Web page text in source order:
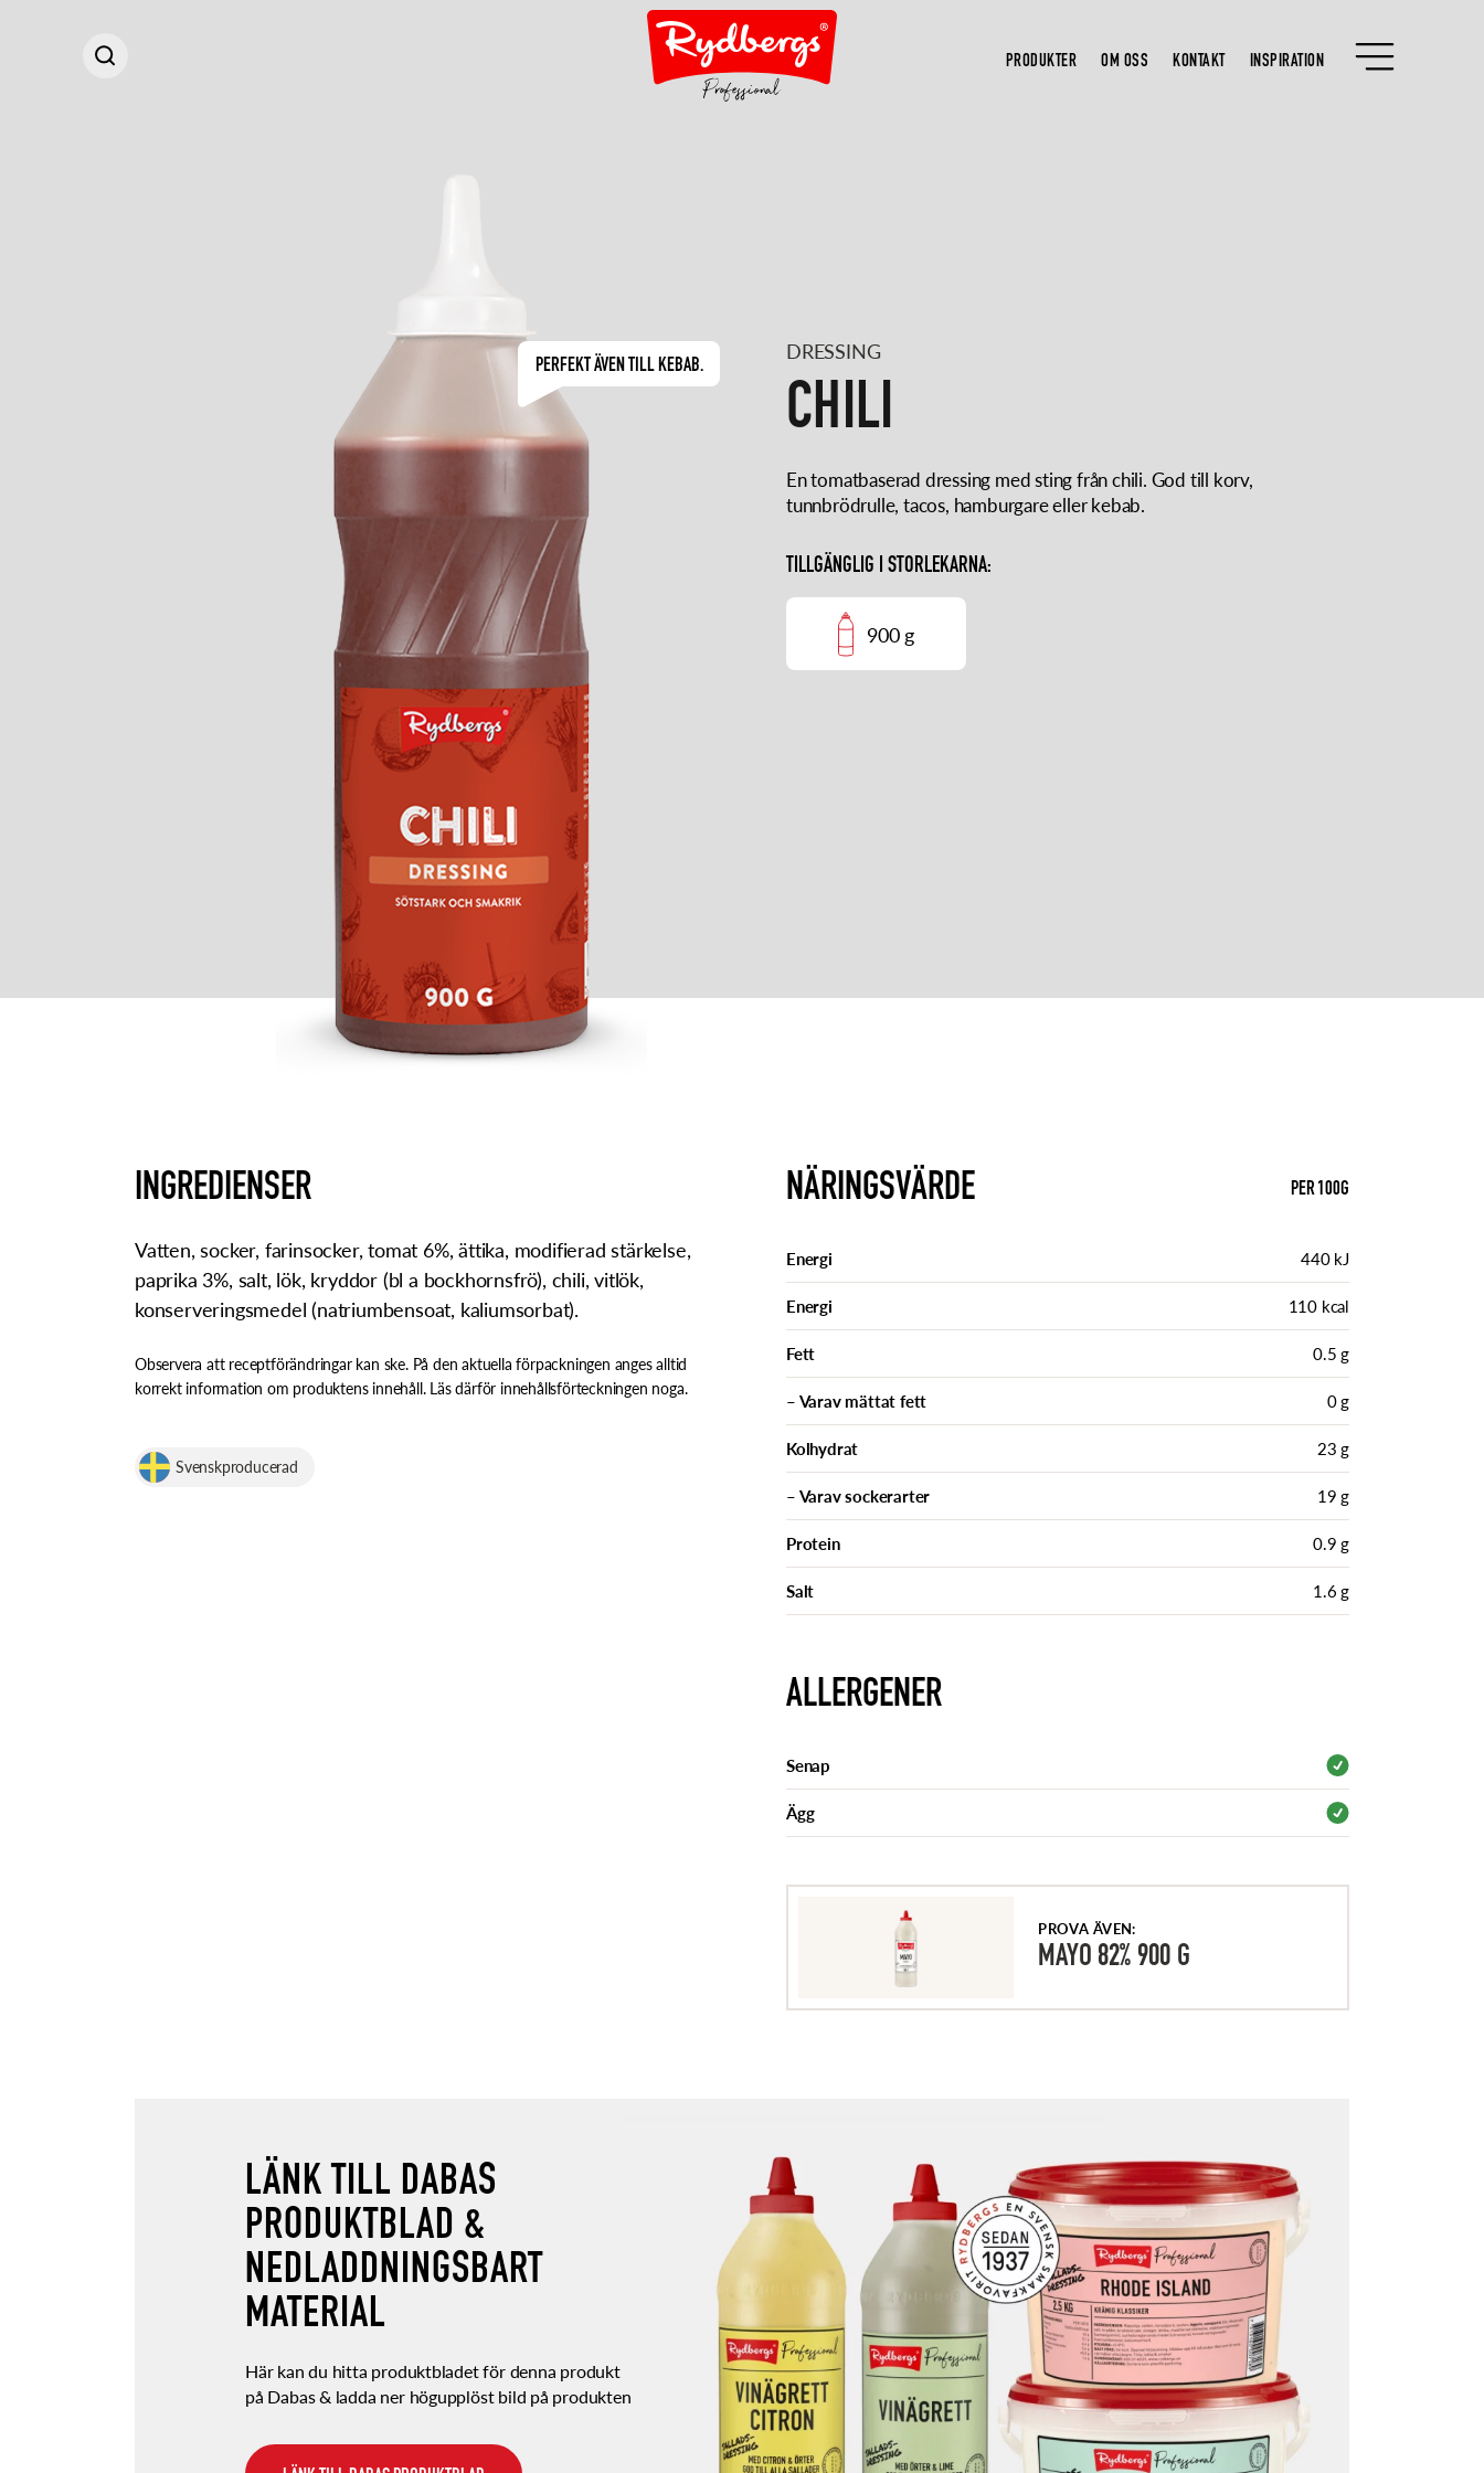
PRODUKTER OM OSS KONTAKT INSPIRATION
PERFEKT ÄVEN TILL KEBAB.
DRESSING
CHILI
En tomatbaserad dressing med sting från chili. God till korv,
tunnbrödrulle, tacos, hamburgare eller kebab.
TILLGÄNGLIG I STORLEKARNA:
900 g
INGREDIENSER
Vatten, socker, farinsocker, tomat 6%, ättika, modifierad stärkelse,
paprika 3%, salt, lök, kryddor (bl a bockhornsfrö), chili, vitlök,
konserveringsmedel (natriumbensoat, kaliumsorbat).
Observera att receptförändringar kan ske. På den aktuella förpackningen anges alltid
korrekt information om produktens innehåll. Läs därför innehållsförteckningen noga.
Svenskproducerad
NÄRINGSVÄRDE PER 100G
Energi 440 kJ
Energi 110 kcal
Fett 0.5 g
– Varav mättat fett 0 g
Kolhydrat 23 g
– Varav sockerarter 19 g
Protein 0.9 g
Salt 1.6 g
ALLERGENER
Senap
Ägg
PROVA ÄVEN:
MAYO 82% 900 G
LÄNK TILL DABAS
PRODUKTBLAD &
NEDLADDNINGSBART
MATERIAL
Här kan du hitta produktbladet för denna produkt
på Dabas & ladda ner högupplöst bild på produkten